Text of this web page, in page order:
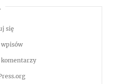
się
wpisów
komentarzy